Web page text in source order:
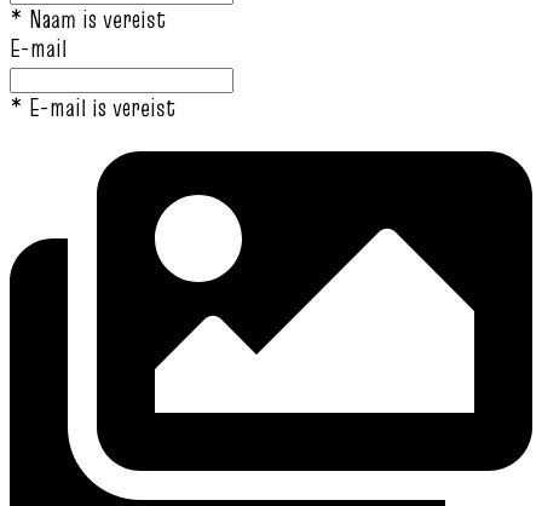
* Naam is vereist
E-mail
* E-mail is vereist